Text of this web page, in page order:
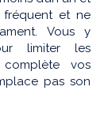
et ne
Vous y
limiter les
vos
pas son